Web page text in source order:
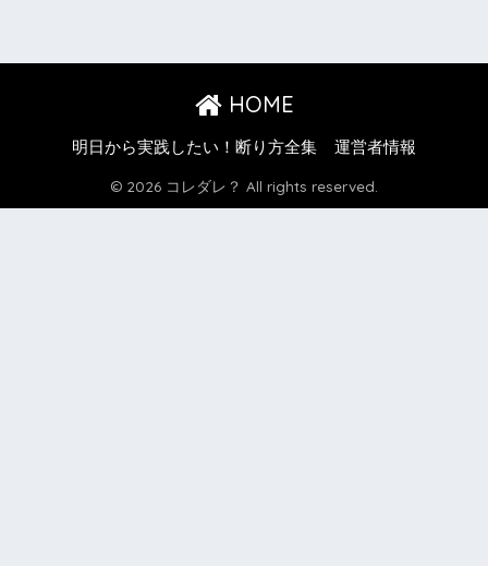
HOME
明日から実践したい！断り方全集 運営者情報
© 2026 コレダレ？ All rights reserved.